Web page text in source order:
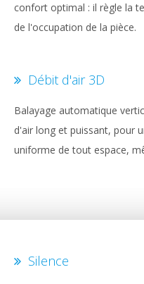
confort optimal : il règle la
de l'occupation de la pièce.
Débit d'air 3D
Balayage automatique
d'air long et puissant, pour
uniforme de tout espace,
Silence